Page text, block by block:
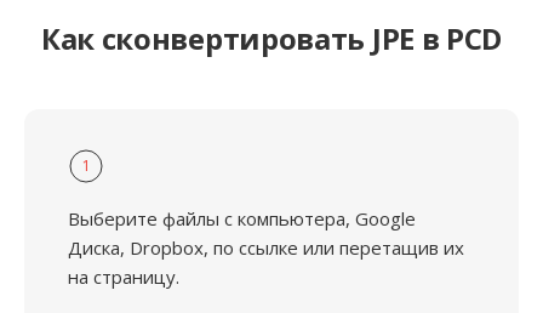
Как сконвертировать JPE в PCD
1
Выберите файлы с компьютера, Google
Диска, Dropbox, по ссылке или перетащив их
на страницу.